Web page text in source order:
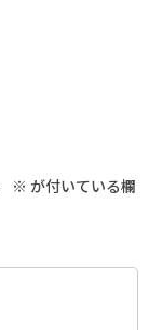
※ が付いている欄